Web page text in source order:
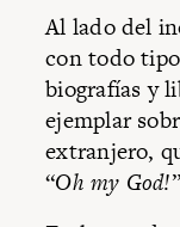
Al lado del
con todo
biografías y
ejemplar
extranjero,
“Oh my God!